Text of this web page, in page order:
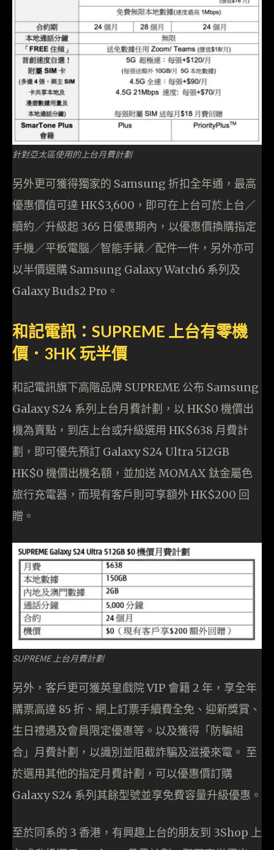
針對亞太區使用的上台月費計劃
另外更可獲得獨家的 Samsung 折扣全年通，最高
優惠價值可達 HK$3,600，即可在上台可於上台／
續約／升級起 365 日優惠期內，以優惠價換購指定
手機／平板電腦／智能手錶／配件一件，另外亦可
以半價選購 Samsung Galaxy Watch6 系列及
Galaxy Buds2 Pro。
和記電訊：​SUPREME 上台有零機
價．3HK 玩半價
和記電訊旗下高階品牌 SUPREME 公布 Samsung
Galaxy S24 系列上台月費計劃，以 HK$0 機價出
機為賣點，到店上台或升級選用 HK$638 月費計
劃，即可優先預訂 Galaxy S24 Ultra 512GB
HK$0 機價出機名額，並加送 MOMAX 鈦金屬色
旅行充電器，而現有客戶則可享額外 HK$200 回
贈。
SUPREME 上台月費計劃
另外，客戶更可獲英皇戲院 VIP 會籍 2 年，享全年
購票高達 85 折、網上訂票手續費全免、迎新獎賞、
生日禮遇及會員限定優惠等。以及獲得「防騙組
合」月費計劃，以識別並阻截詐騙及滋擾來電。 至
於選用其他的指定月費計劃，可以優惠價訂購
Galaxy S24 系列其餘型號並享免費容量升級優惠。
至於同系的 3 香港，有興趣上台的朋友到 3Shop 上